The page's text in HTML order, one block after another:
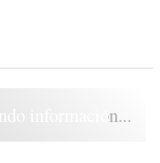
información...